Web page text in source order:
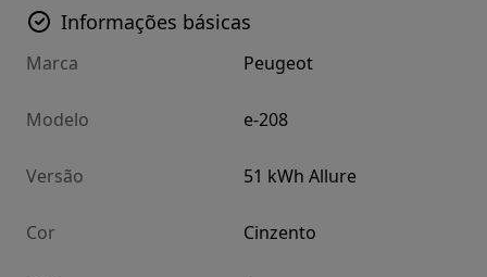
Informações básicas
Marca Peugeot
Modelo e-208
Versão 51 kWh Allure
Cor Cinzento